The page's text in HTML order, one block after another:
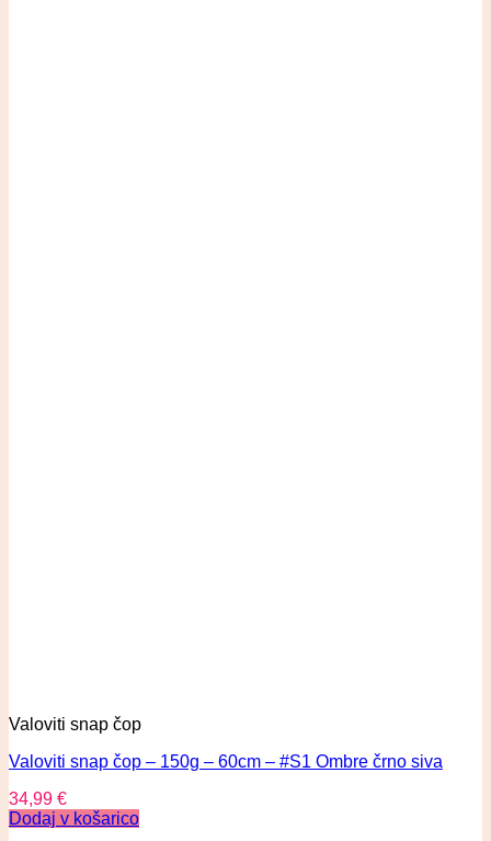
Valoviti snap čop
Valoviti snap čop – 150g – 60cm – #S1 Ombre črno siva
34,99 €
Dodaj v košarico